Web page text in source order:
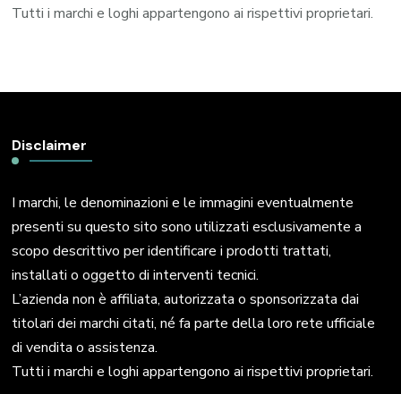
Tutti i marchi e loghi appartengono ai rispettivi proprietari.
Disclaimer
I marchi, le denominazioni e le immagini eventualmente
presenti su questo sito sono utilizzati esclusivamente a
scopo descrittivo per identificare i prodotti trattati,
installati o oggetto di interventi tecnici.
L’azienda non è affiliata, autorizzata o sponsorizzata dai
titolari dei marchi citati, né fa parte della loro rete ufficiale
di vendita o assistenza.
Tutti i marchi e loghi appartengono ai rispettivi proprietari.